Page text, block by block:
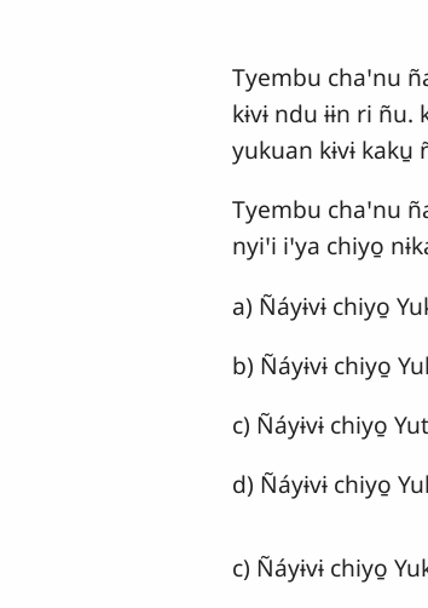
Tyembu chaꞌnu
kɨvɨ ndu ɨɨn ri
yukuan kɨvɨ kaku̱
Tyembu chaꞌnu
nyiꞌi iꞌya chiyo̱
a) Ñáyɨvɨ chiyo̱
b) Ñáyɨvɨ chiyo̱
c) Ñáyɨvɨ chiyo̱
d) Ñáyɨvɨ chiyo̱
c) Ñáyɨvɨ chiyo̱